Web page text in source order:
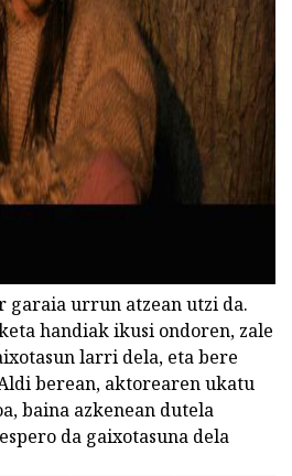
ad
garaia urrun atzean utzi da.
handiak ikusi ondoren, zale
larri dela, eta bere
berean, aktorearen ukatu
baina azkenean dutela
da gaixotasuna dela